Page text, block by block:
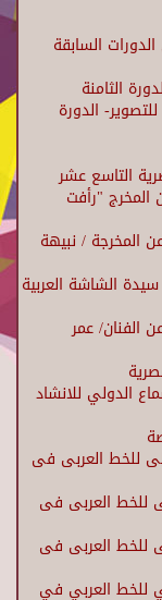
السابقة
الثامنة
الدورة
التاسع عشر
المخرج "رأفت
المخرجة / نبيهة
الشاشة العربية
الفنان/ عمر
الدولي للانشاد
للخط العربى فى
للخط العربى فى
للخط العربى فى
للخط العربي في